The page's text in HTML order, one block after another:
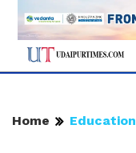
Home Education